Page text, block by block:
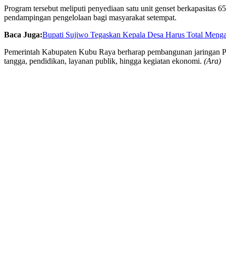
Program tersebut meliputi penyediaan satu unit genset berkapasitas
pendampingan pengelolaan bagi masyarakat setempat.
Baca Juga:Bupati Sujiwo Tegaskan Kepala Desa Harus Total
Pemerintah Kabupaten Kubu Raya berharap pembangunan
tangga, pendidikan, layanan publik, hingga kegiatan ekonomi. (Ara)